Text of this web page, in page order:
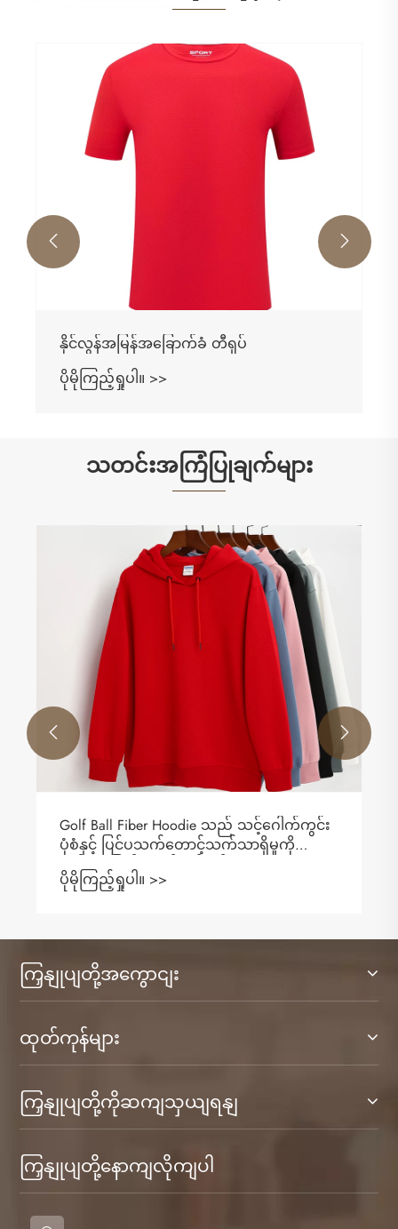
Mercerized Cotton တီရှပ်
ပိုမိုကြည့်ရှုပါ။ >>
 
သတင်းအကြံပြုချက်များ
Hoodie စတိုင်တွေက ဘာတွေလဲ။
ပိုမိုကြည့်ရှုပါ။ >>
 
ကြှနျုပျတို့အကွောငျး
ထုတ်ကုန်များ
ကြှနျုပျတို့ကိုဆကျသှယျရနျ
ကြှနျုပျတို့နောကျလိုကျပါ